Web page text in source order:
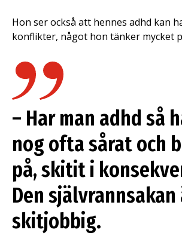
Hon ser också att hennes adhd kan
konflikter, något hon tänker mycket
– Har man adhd så
nog ofta sårat och
på, skitit i
Den självrannsakan
skitjobbig.